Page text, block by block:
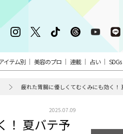
イテム別 美容のプロ 連載 占い SDGs
疲れた胃腸に優しくてむくみにも効く！
2025.07.09
！ 夏バテ予